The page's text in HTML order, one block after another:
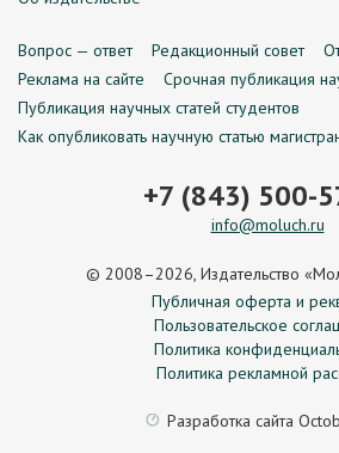
Вопрос — ответ Редакционный совет
Реклама на сайте
Срочная публикация
Публикация научных статей студентов
Как опубликовать научную статью
+7 (843) 500-
info@moluch.ru
© 2008–2026, Издательство
Публичная оферта и
Пользовательское
Политика
Политика рекламной
Разработка сайта